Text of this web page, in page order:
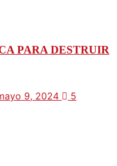
PARA DESTRUIR
9, 2024 5